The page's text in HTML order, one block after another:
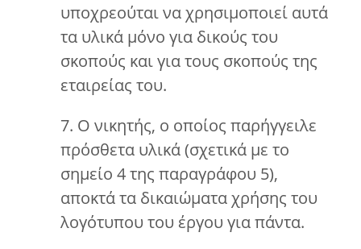
υποχρεούται να χρησιμοποιεί αυτά
τα υλικά μόνο για δικούς του
σκοπούς και για τους σκοπούς της
εταιρείας του.
7. Ο νικητής, ο οποίος παρήγγειλε
πρόσθετα υλικά (σχετικά με το
σημείο 4 της παραγράφου 5),
αποκτά τα δικαιώματα χρήσης του
λογότυπου του έργου για πάντα.